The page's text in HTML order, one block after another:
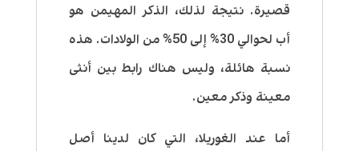
قصيرة. نتيجة لذلك، الذكر المهيمن هو
أب لحوالي 30% إلى 50% من الولادات. هذه
نسبة هائلة، وليس هناك رابط بين أنثى
معينة وذكر معين.
أما عند الغوريلا، التي كان لدينا أصل